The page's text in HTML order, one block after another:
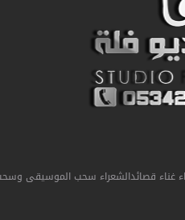
غناء قصائدالشعراء سحب الموسيقى وسحب